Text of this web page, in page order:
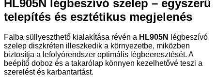
HL905N légbeszívó szelep – egyszerű
telepítés és esztétikus megjelenés
Falba süllyeszthető kialakítása révén a HL905N
légbeszívó
szelep diszkréten illeszkedik a környezetbe, miközben
biztosítja a lefolyórendszer optimális légbeeresztését. A
beépítő doboz és a takarólap könnyen kezelhetővé teszi a
szerelést és karbantartást.